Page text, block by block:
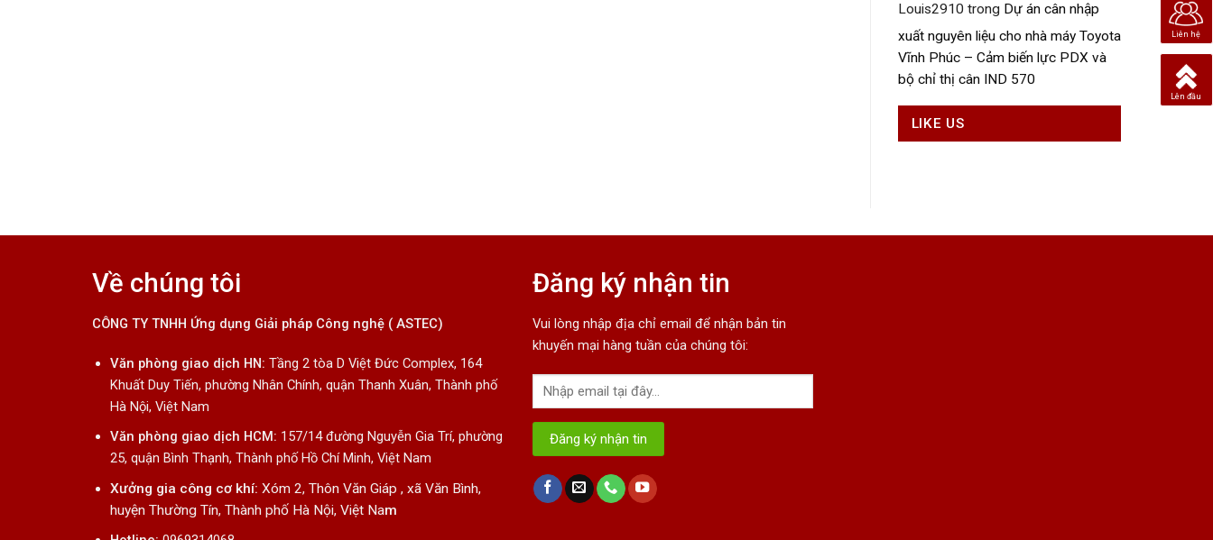
Louis2910trong Dự án cân nhập
xuất nguyên liệu cho nhà máy Toyota
Vĩnh Phúc – Cảm biến lực PDX và
bộ chỉ thị cân IND 570
LIKE US
Về chúng tôi
CÔNG TY TNHH Ứng dụng Giải pháp Công nghệ ( ASTEC)
Văn phòng giao dịch HN: Tầng 2 tòa D Việt Đức Complex, 164
Khuất Duy Tiến, phường Nhân Chính, quận Thanh Xuân, Thành phố
Hà Nội, Việt Nam
Văn phòng giao dịch HCM: 157/14 đường Nguyễn Gia Trí, phường
25, quận Bình Thạnh, Thành phố Hồ Chí Minh, Việt Nam
Xưởng gia công cơ khí:Xóm 2, Thôn Văn Giáp , xã Văn Bình,
huyện Thường Tín, Thành phố Hà Nội, Việt Nam
Đăng ký nhận tin
Vui lòng nhập địa chỉ email để nhận bản tin
khuyến mại hàng tuần của chúng tôi:
Liên hệ
Lên đầu